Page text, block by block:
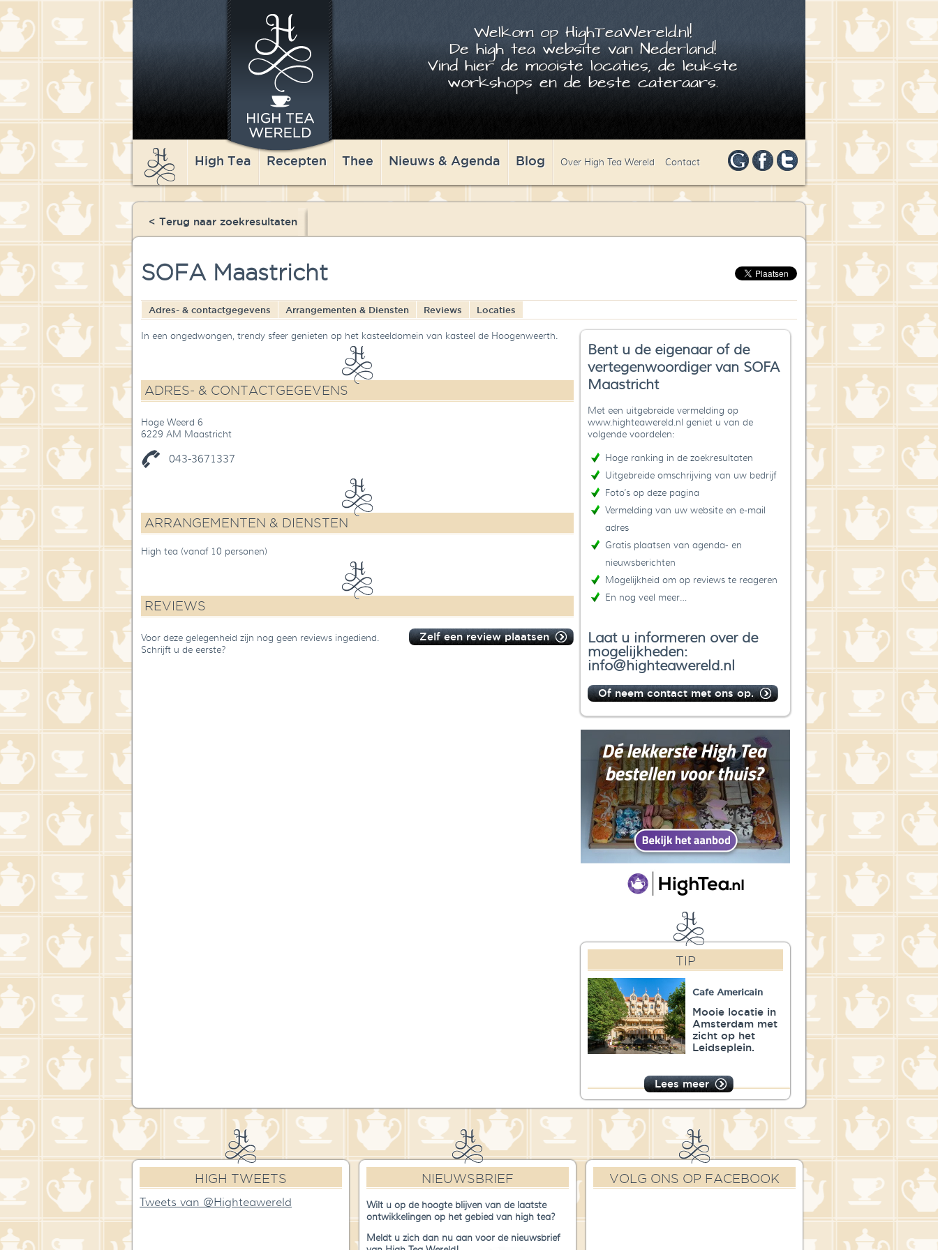
Welkom op HighTeaWereld.nl!
De high tea website van Nederland!
Vind hier de mooiste locaties, de leukste
workshops en de beste cateraars.
High Tea Recepten Thee Nieuws & Agenda Blog Over High Tea Wereld Contact
< Terug naar zoekresultaten
SOFA Maastricht
Adres- & contactgegevens Arrangementen & Diensten Reviews Locaties
Bent u de eigenaar of de
vertegenwoordiger van SOFA
Maastricht
Met een uitgebreide vermelding op
www.highteawereld.nl geniet u van de
volgende voordelen:
Hoge ranking in de zoekresultaten
Uitgebreide omschrijving van uw bedrijf
Foto’s op deze pagina
Vermelding van uw website en e-mail
adres
Gratis plaatsen van agenda- en
nieuwsberichten
Mogelijkheid om op reviews te reageren
En nog veel meer…
Laat u informeren over de
mogelijkheden:
info@highteawereld.nl
Of neem contact met ons op.
TIP
Cafe Americain
Mooie locatie in
Amsterdam met
zicht op het
Leidseplein.
Lees meer
In een ongedwongen, trendy sfeer genieten op het kasteeldomein van kasteel de Hoogenweerth.
ADRES- & CONTACTGEGEVENS
Hoge Weerd 6
6229 AM Maastricht
043-3671337
ARRANGEMENTEN & DIENSTEN
High tea (vanaf 10 personen)
REVIEWS
Zelf een review plaatsen
Voor deze gelegenheid zijn nog geen reviews ingediend.
Schrijft u de eerste?
HIGH TWEETS
Tweets van @Highteawereld
NIEUWSBRIEF
Wilt u op de hoogte blijven van de laatste
ontwikkelingen op het gebied van high tea?
Meldt u zich dan nu aan voor de nieuwsbrief
VOLG ONS OP FACEBOOK